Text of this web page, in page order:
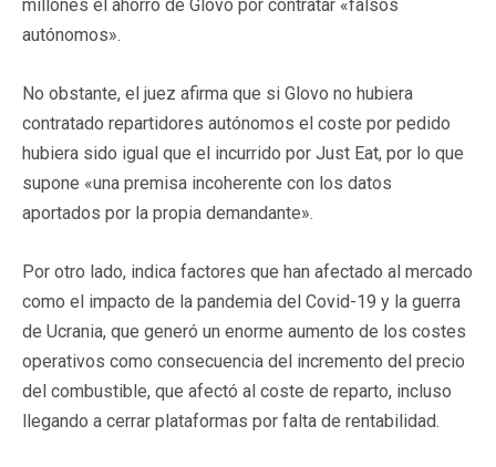
millones el ahorro de Glovo por contratar «falsos
autónomos».
No obstante, el juez afirma que si Glovo no hubiera
contratado repartidores autónomos el coste por pedido
hubiera sido igual que el incurrido por Just Eat, por lo que
supone «una premisa incoherente con los datos
aportados por la propia demandante».
Por otro lado, indica factores que han afectado al mercado
como el impacto de la pandemia del Covid-19 y la guerra
de Ucrania, que generó un enorme aumento de los costes
operativos como consecuencia del incremento del precio
del combustible, que afectó al coste de reparto, incluso
llegando a cerrar plataformas por falta de rentabilidad.